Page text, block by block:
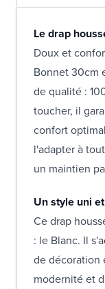
Le drap
Doux et
Bonnet 30cm
de qualité :
toucher, il
confort
l'adapter à
un maintien
Un style uni
Ce drap
: le Blanc. Il
de décoration
modernité et